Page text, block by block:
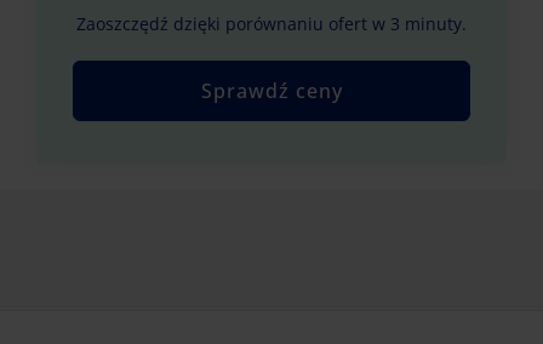
Zaoszczędź dzięki porównaniu ofert w 3 minuty.
Sprawdź ceny